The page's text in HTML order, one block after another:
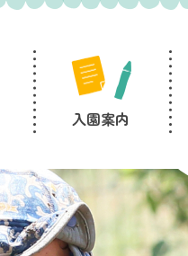
入園案内